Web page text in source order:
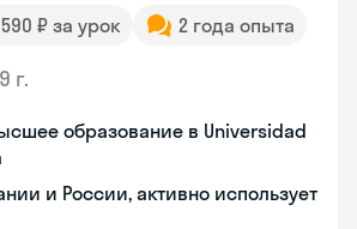
₽ за урок 2 года опыта
г.
образование в Universidad
и России, активно использует